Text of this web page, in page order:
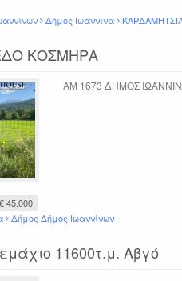
Δήμος Ιωάννινα
ΚΟΣΜΗΡΑ
ΑΜ 1673 ΔΗΜΟΣ
€ 45.000
Δήμος Δήμος Ιωαννίνων
11600τ.μ. Αβγό